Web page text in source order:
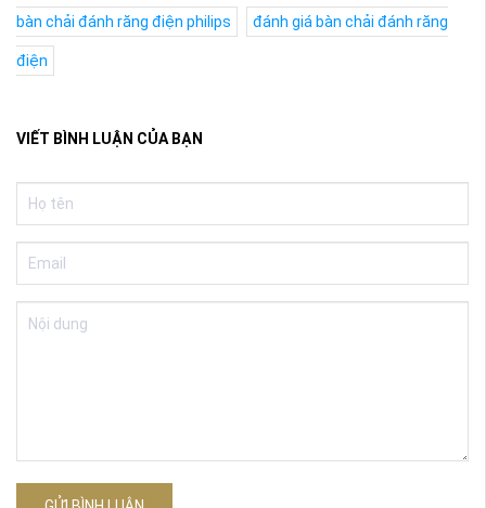
bàn chải đánh răng điện philips đánh giá bàn chải đánh răng
điện
VIẾT BÌNH LUẬN CỦA BẠN